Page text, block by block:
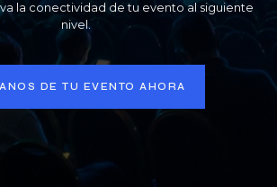
la conectividad de tu evento al siguiente
nivel.
DE TU EVENTO AHORA